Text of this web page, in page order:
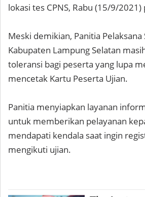
lokasi tes CPNS, Rabu (15/9/2021)
Meski demikian, Panitia Pelaksana
Kabupaten Lampung Selatan
toleransi bagi peserta yang lupa
mencetak Kartu Peserta Ujian.
Panitia menyiapkan layanan
untuk memberikan pelayanan
mendapati kendala saat ingin
mengikuti ujian.